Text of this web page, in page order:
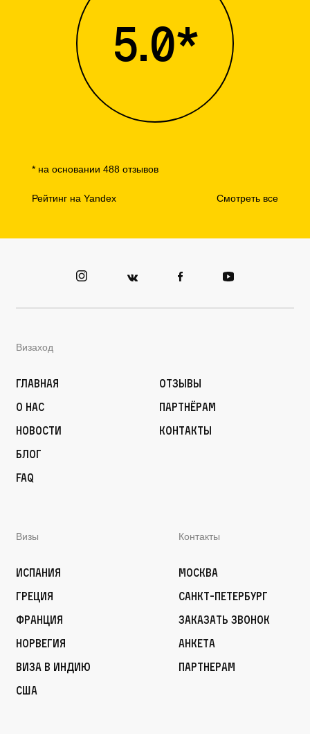
Рейтинг на Yandex Смотреть все
5.0*
* на основании 488 отзывов
Визаход
Главная
О нас
Новости
Блог
FAQ
Отзывы
Партнёрам
Контакты
Визы
Испания
Греция
Франция
Норвегия
Виза в Индию
США
Контакты
Москва
Санкт-Петербург
Заказать звонок
Анкета
Партнерам